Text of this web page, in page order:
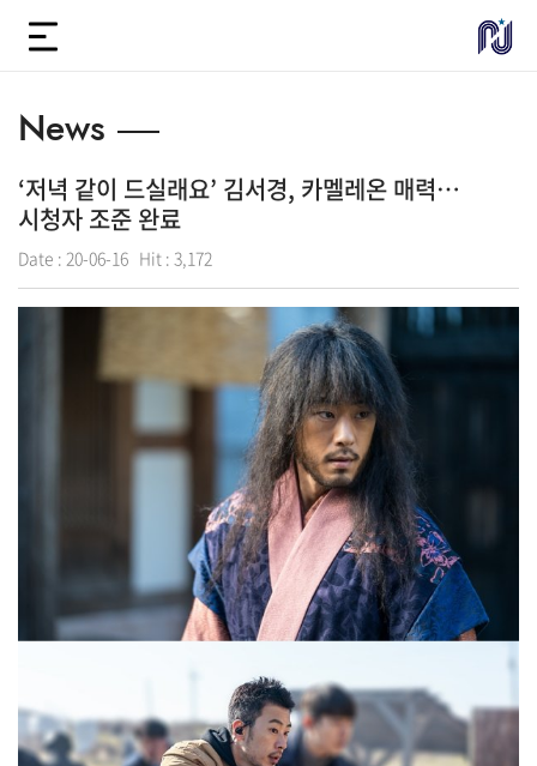
News
‘저녁 같이 드실래요’ 김서경, 카멜레온 매력…
시청자 조준 완료
Date : 20-06-16 Hit : 3,172